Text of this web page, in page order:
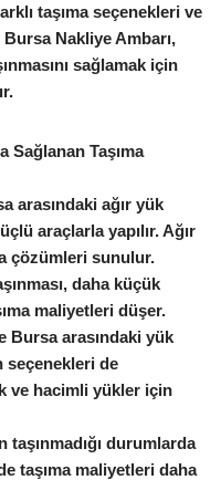
taşıma seçenekleri ve
Nakliye Ambarı,
sağlamak için
Sağlanan Taşıma
arasındaki ağır yük
araçlarla yapılır. Ağır
çözümleri sunulur.
daha küçük
maliyetleri düşer.
Bursa arasındaki yük
seçenekleri de
ve hacimli yükler için
taşınmadığı durumlarda
taşıma maliyetleri daha